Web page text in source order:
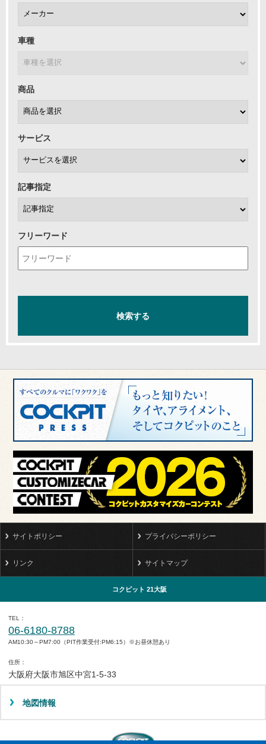
車種
商品
サービス
記事指定
フリーワード
サイトポリシー プライバシーポリシー
リンク サイトマップ
コクピット 21大阪
TEL
06-6180-8788
AM10:30～PM7:00（PIT作業受付:PM6:15）※お昼休憩あり
住所
大阪府大阪市旭区中宮1-5-33
地図情報